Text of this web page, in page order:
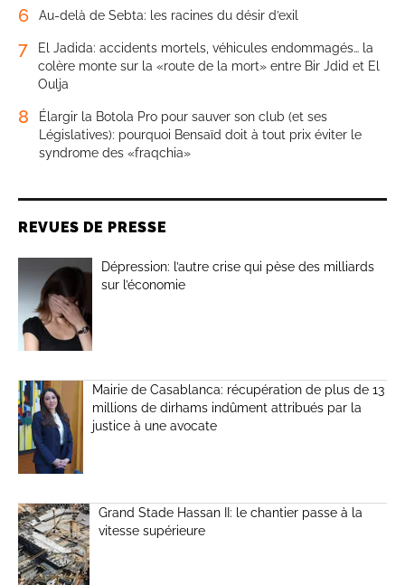
6 Au-delà de Sebta: les racines du désir d’exil
7
El Jadida: accidents mortels, véhicules endommagés… la
colère monte sur la «route de la mort» entre Bir Jdid et El
Oulja
8
Élargir la Botola Pro pour sauver son club (et ses
Législatives): pourquoi Bensaïd doit à tout prix éviter le
syndrome des «fraqchia»
REVUES DE PRESSE
Dépression: l’autre crise qui pèse des milliards
sur l’économie
Mairie de Casablanca: récupération de plus de 13
millions de dirhams indûment attribués par la
justice à une avocate
Grand Stade Hassan II: le chantier passe à la
vitesse supérieure